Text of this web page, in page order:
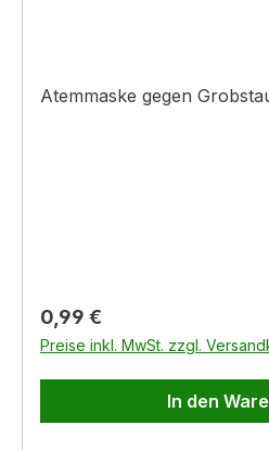
Atemmaske gegen
Regulärer Preis:
0,99 €
Preise inkl. MwSt. zzgl.
In den